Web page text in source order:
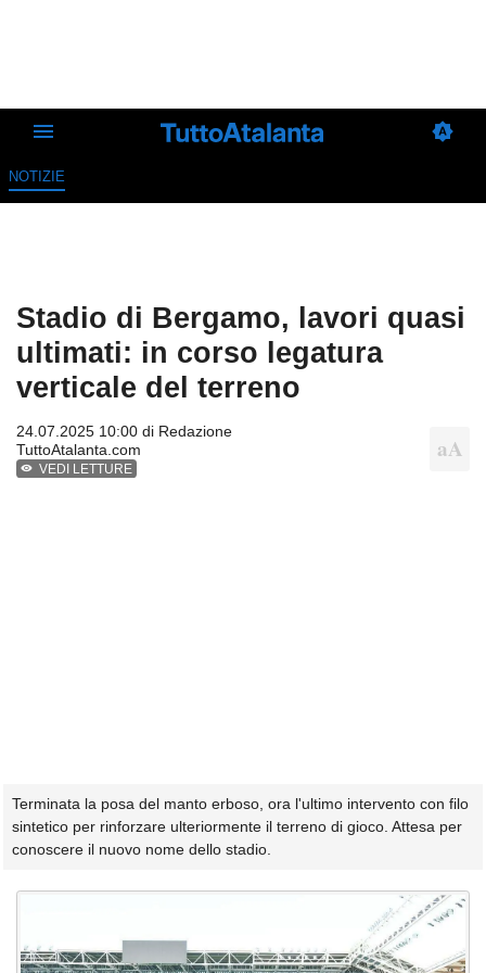
NOTIZIE
Stadio di Bergamo, lavori quasi
ultimati: in corso legatura
verticale del terreno
24.07.2025 10:00 di Redazione
TuttoAtalanta.com
VEDI LETTURE
Terminata la posa del manto erboso, ora l'ultimo intervento con filo
sintetico per rinforzare ulteriormente il terreno di gioco. Attesa per
conoscere il nuovo nome dello stadio.